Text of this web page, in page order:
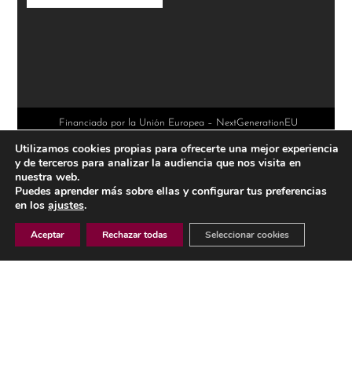
n
a
t
Financiado por la Unión Europea – NextGenerationEU
Utilizamos cookies propias para ofrecerte una mejor experiencia
y de terceros para analizar la audiencia que nos visita en
nuestra web.
Puedes aprender más sobre ellas y configurar tus preferencias
en los ajustes.
Aceptar Rechazar todas Seleccionar cookies